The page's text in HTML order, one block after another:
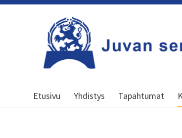
Kansallinen senioriliitto
Etusivu Yhdistys Tapahtumat